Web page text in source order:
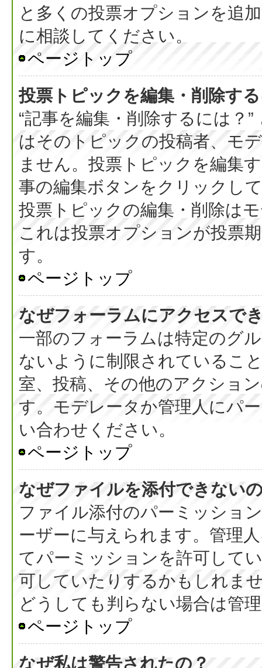
と多くの投票オプションを追
に相談してください。
ページトップ
投票トピックを編集・削除す
“記事を編集・削除するには？
はそのトピックの投稿者、モ
ません。投票トピックを編集
事の編集ボタンをクリックし
投票トピックの編集・削除は
これは投票オプションが投票
す。
ページトップ
なぜフォーラムにアクセスで
一部のフォーラムは特定のグ
ないように制限されているこ
室、投稿、その他のアクショ
す。モデレータか管理人にパ
い合わせください。
ページトップ
なぜファイルを添付できない
ファイル添付のパーミッショ
ーザーに与えられます。管理
てパーミッションを許可して
可していたりするかもしれま
どうしても判らない場合は管
ページトップ
なぜ私は警告されたの？